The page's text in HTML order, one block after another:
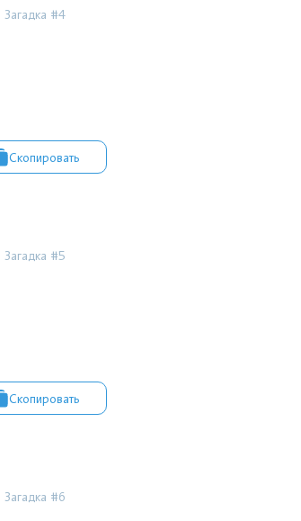
Загадка #4
Скопировать
Загадка #5
Скопировать
Загадка #6